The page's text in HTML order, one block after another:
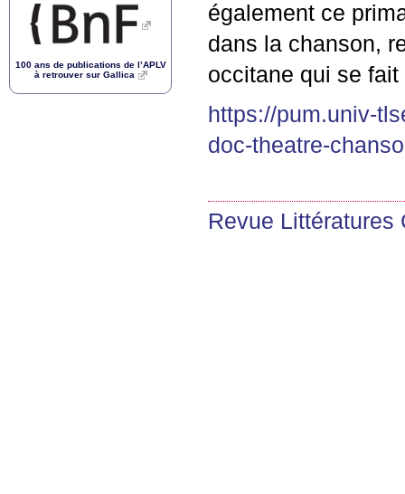
également ce
dans la chanson,
occitane qui se
https://pum.univ-
doc-theatre-
Revue Littératures
100 ans de publications de l’APLV
à retrouver sur Gallica